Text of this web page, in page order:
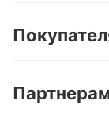
Кварц-винил и
Ламинат
Условия